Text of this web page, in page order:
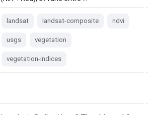
landsat landsat-composite ndvi
usgs vegetation
vegetation-indices